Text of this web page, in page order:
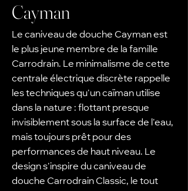
Cayman
Le caniveau de douche Cayman est
le plus jeune membre de la famille
Carrodrain. Le minimalisme de cette
centrale électrique discrète rappelle
les techniques qu'un caïman utilise
dans la nature : flottant presque
invisiblement sous la surface de l'eau,
mais toujours prêt pour des
performances de haut niveau. Le
design s'inspire du caniveau de
douche Carrodrain Classic, le tout